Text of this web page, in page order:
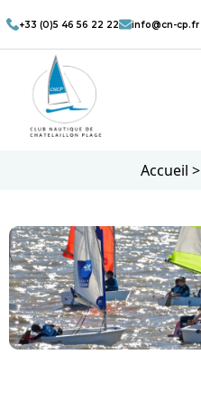
+33 (0)5 46 56 22 22 info@cn-cp.fr
Accueil >